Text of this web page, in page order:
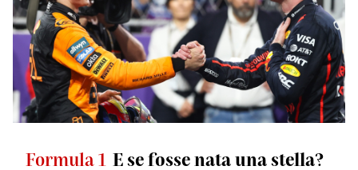
Formula 1 E se fosse nata una stella?